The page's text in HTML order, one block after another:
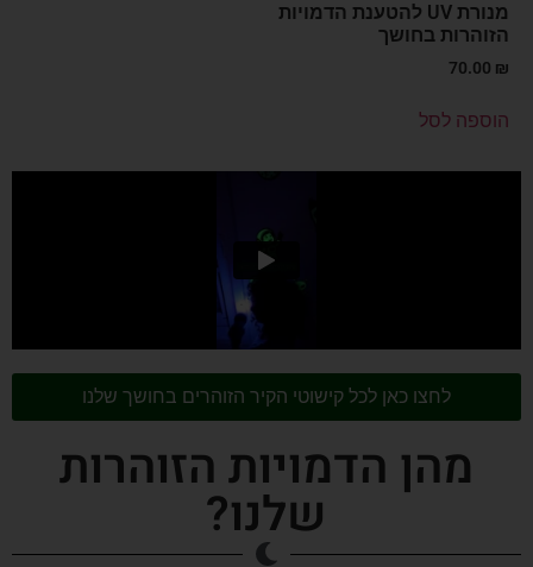
מנורת UV להטענת הדמויות
הזוהרות בחושך
70.00 ₪
הוספה לסל
לחצו כאן לכל קישוטי הקיר הזוהרים בחושך שלנו
מהן הדמויות הזוהרות
שלנו?